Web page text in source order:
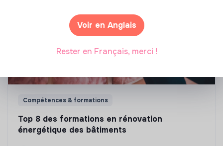
Compétences & formations
Top 8 des formations en rénovation
énergétique des bâtiments
Voir en Anglais
Rester en Français, merci !